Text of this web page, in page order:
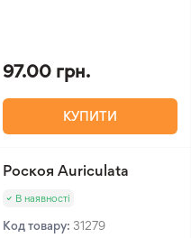
97.00 грн.
КУПИТИ
Роскоя Auriculata
В наявності
Код товару: 31279